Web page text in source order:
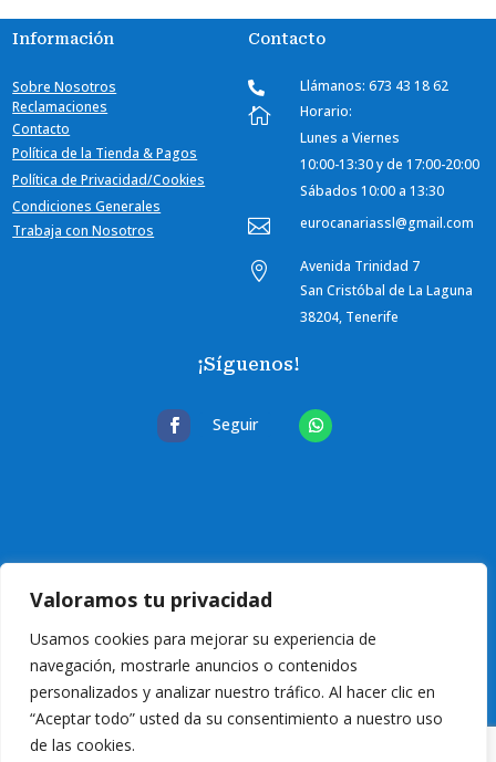
Valoramos tu privacidad
Usamos cookies para mejorar su experiencia de
navegación, mostrarle anuncios o contenidos
personalizados y analizar nuestro tráfico. Al hacer clic en
“Aceptar todo” usted da su consentimiento a nuestro uso
de las cookies.
Información
Sobre Nosotros
Reclamaciones
Contacto
Política de la Tienda & Pagos
Política de Privacidad/Cookies
Condiciones Generales
Trabaja con Nosotros
Contacto
 Llámanos: 673 43 18 62

Horario:
Lunes a Viernes
10:00-13:30 y de 17:00-20:00
Sábados 10:00 a 13:30
 eurocanariassl@gmail.com

Avenida Trinidad 7
San Cristóbal de La Laguna
38204, Tenerife
¡Síguenos!
Seguir